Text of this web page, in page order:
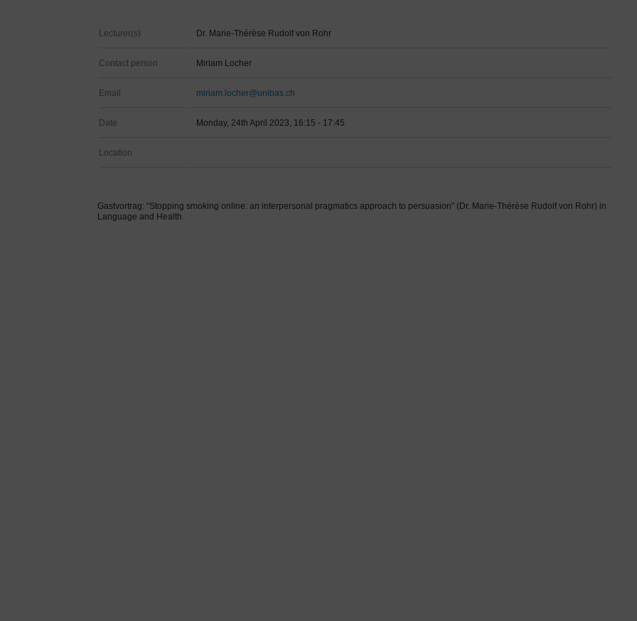
Lecturer(s) Dr. Marie-Thérèse Rudolf von Rohr
Contact person Miriam Locher
Email miriam.locher@unibas.ch
Date Monday, 24th April 2023, 16:15 - 17:45
Location
Gastvortrag: “Stopping smoking online: an interpersonal pragmatics approach to persuasion” (Dr. Marie-Thérèse Rudolf von Rohr) in
Language and Health